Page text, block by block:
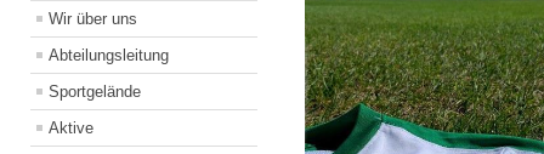
Wir über uns
Abteilungsleitung
Sportgelände
Aktive